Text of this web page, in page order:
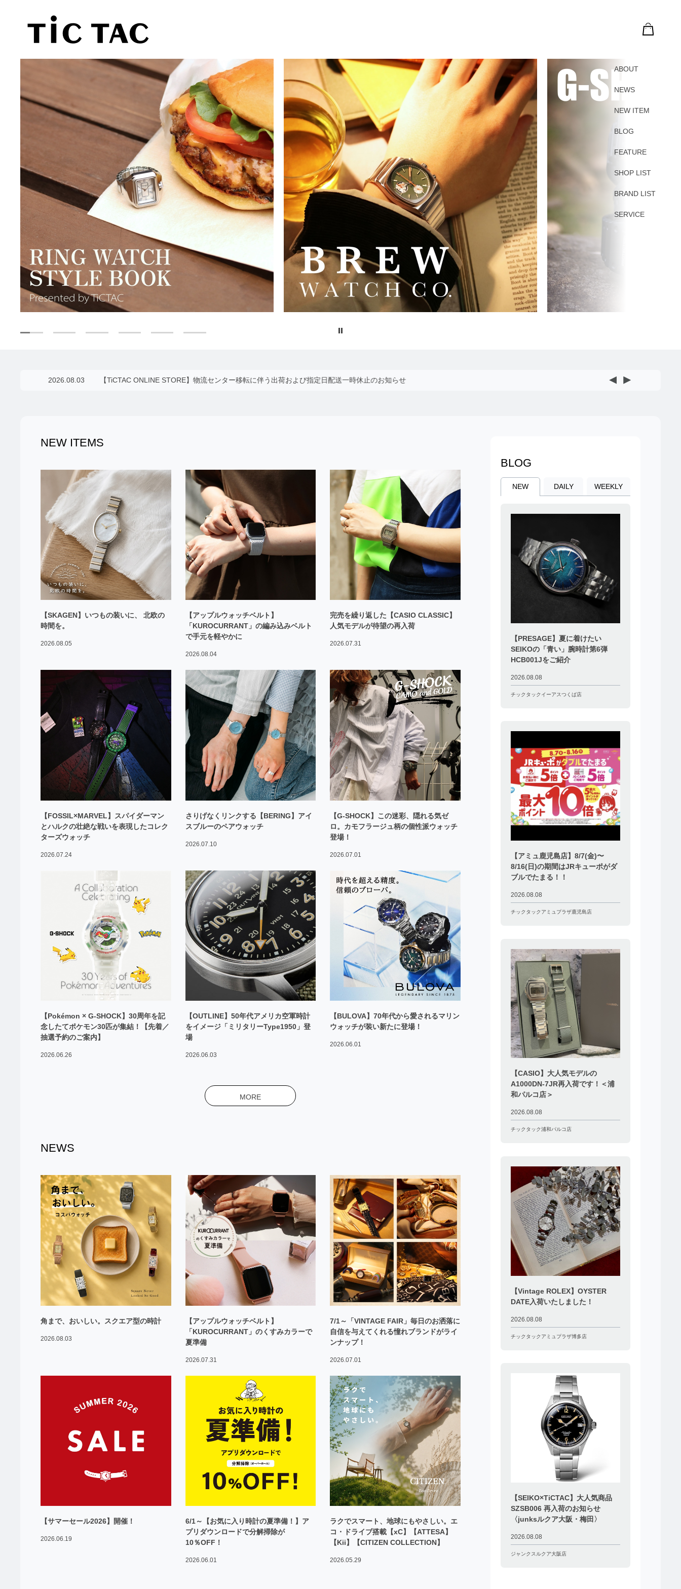
ABOUT
NEWS
NEW ITEM
BLOG
FEATURE
SHOP LIST
BRAND LIST
SERVICE
2026.08.03 【TiCTAC ONLINE STORE】物流センター移転に伴う出荷および指定日配送一時休止のお知らせ
NEW ITEMS
【SKAGEN】いつもの装いに、 北欧の
時間を。
2026.08.05
【アップルウォッチベルト】
「KUROCURRANT」の編み込みベルト
で手元を軽やかに
2026.08.04
完売を繰り返した【CASIO CLASSIC】
人気モデルが待望の再入荷
2026.07.31
【FOSSIL×MARVEL】スパイダーマン
とハルクの壮絶な戦いを表現したコレク
ターズウォッチ
2026.07.24
さりげなくリンクする【BERING】アイ
スブルーのペアウォッチ
2026.07.10
【G-SHOCK】この迷彩、隠れる気ゼ
ロ。カモフラージュ柄の個性派ウォッチ
登場！
2026.07.01
【Pokémon × G-SHOCK】30周年を記
念したてポケモン30匹が集結！【先着／
抽選予約のご案内】
2026.06.26
【OUTLINE】50年代アメリカ空軍時計
をイメージ「ミリタリーType1950」登
場
2026.06.03
【BULOVA】70年代から愛されるマリン
ウォッチが装い新たに登場！
2026.06.01
MORE
NEWS
角まで、おいしい。スクエア型の時計
2026.08.03
【アップルウォッチベルト】
「KUROCURRANT」のくすみカラーで
夏準備
2026.07.31
7/1～「VINTAGE FAIR」毎日のお洒落に
自信を与えてくれる憧れブランドがライ
ンナップ！
2026.07.01
【サマーセール2026】開催！
2026.06.19
6/1～【お気に入り時計の夏準備！】ア
プリダウンロードで分解掃除が
10％OFF！
2026.06.01
ラクでスマート、地球にもやさしい。エ
コ・ドライブ搭載【xC】【ATTESA】
【Kii】【CITIZEN COLLECTION】
2026.05.29
BLOG
NEW DAILY WEEKLY
【PRESAGE】夏に着けたい
SEIKOの「青い」腕時計第6弾
HCB001Jをご紹介
2026.08.08
チックタックイーアスつくば店
【アミュ鹿児島店】8/7(金)〜
8/16(日)の期間はJRキューポがダ
ブルでたまる！！
2026.08.08
チックタックアミュプラザ鹿児島店
【CASIO】大人気モデルの
A1000DN-7JR再入荷です！＜浦
和パルコ店＞
2026.08.08
チックタック浦和パルコ店
【Vintage ROLEX】OYSTER
DATE入荷いたしました！
2026.08.08
チックタックアミュプラザ博多店
【SEIKO×TiCTAC】大人気商品
SZSB006 再入荷のお知らせ
〈junksルクア大阪・梅田〉
2026.08.08
ジャンクスルクア大阪店